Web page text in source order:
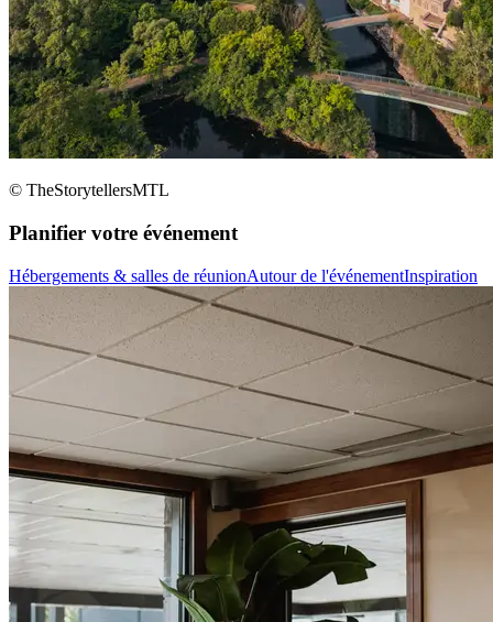
© TheStorytellersMTL
Planifier votre événement
Hébergements & salles de réunionAutour de l'événementInspiration